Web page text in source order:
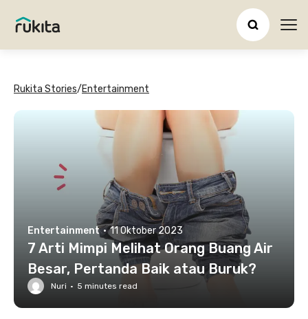
Rukita Stories/Entertainment
Entertainment · 11 Oktober 2023
7 Arti Mimpi Melihat Orang Buang Air
Besar, Pertanda Baik atau Buruk?
Nuri · 5 minutes read